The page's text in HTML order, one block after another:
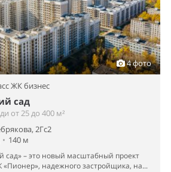
4 фото
ЖК бизнес
сад
от 25 до 400 м²
2Гс2
• 140 м
сад» – это новый масштабный проект
«Пионер», надежного застройщика, на...